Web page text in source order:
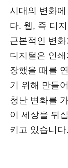
시대의 변화
다. 웹, 즉 디
근본적인 변
디지털은 인
장했을 때를
기 위해 만들
청난 변화를
이 세상을 뒤
키고 있습니다.